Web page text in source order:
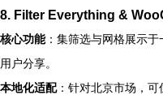
8. Filter Everything &
核心功能：集筛选与网格展示
用户分享。
本地化适配：针对北京市场，可